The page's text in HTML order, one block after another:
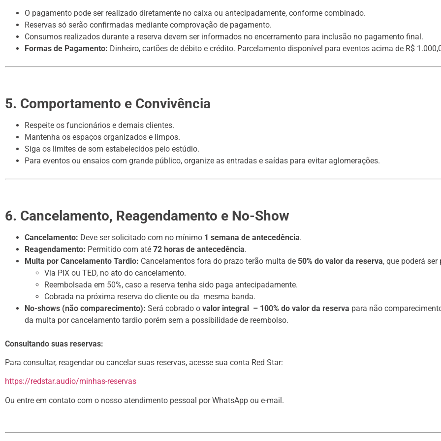
O pagamento pode ser realizado diretamente no caixa ou antecipadamente, conforme combinado.
Reservas só serão confirmadas mediante comprovação de pagamento.
Consumos realizados durante a reserva devem ser informados no encerramento para inclusão no pagamento final.
Formas de Pagamento: Dinheiro, cartões de débito e crédito. Parcelamento disponível para eventos acima de R$
5. Comportamento e Convivência
Respeite os funcionários e demais clientes.
Mantenha os espaços organizados e limpos.
Siga os limites de som estabelecidos pelo estúdio.
Para eventos ou ensaios com grande público, organize as entradas e saídas para evitar aglomerações.
6. Cancelamento, Reagendamento e No-Show
Cancelamento: Deve ser solicitado com no mínimo 1 semana de antecedência.
Reagendamento: Permitido com até 72 horas de antecedência.
Multa por Cancelamento Tardio: Cancelamentos fora do prazo terão multa de 50% do valor da reserva, que poderá
Via PIX ou TED, no ato do cancelamento.
Reembolsada em 50%, caso a reserva tenha sido paga antecipadamente.
Cobrada na próxima reserva do cliente ou da mesma banda.
No-shows (não comparecimento): Será cobrado o valor integral – 100% do valor da reserva para não
da multa por cancelamento tardio porém sem a possibilidade de reembolso.
Consultando suas reservas:
Para consultar, reagendar ou cancelar suas reservas, acesse sua conta Red Star:
https://redstar.audio/minhas-reservas
Ou entre em contato com o nosso atendimento pessoal por WhatsApp ou e-mail.